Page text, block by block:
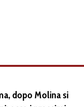
dopo Molina si